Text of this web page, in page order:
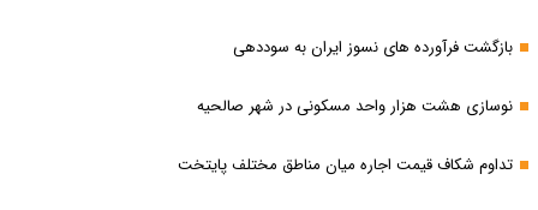
بازگشت فرآورده های نسوز ایران به سوددهی
نوسازی هشت هزار واحد مسکونی در شهر صالحیه
تداوم شکاف قیمت اجاره میان مناطق مختلف پایتخت